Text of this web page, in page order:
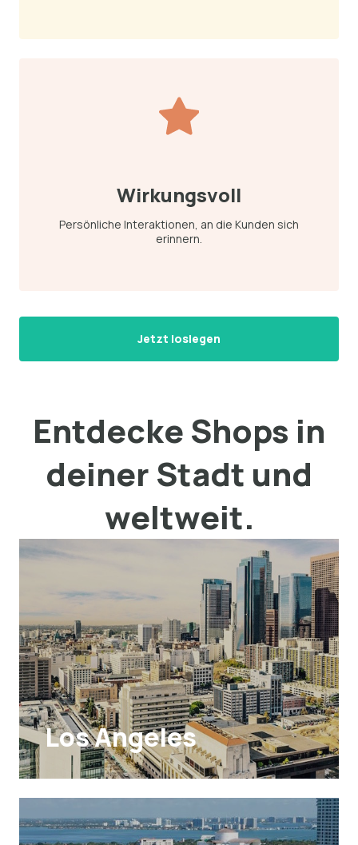
Wirkungsvoll
Persönliche Interaktionen, an die Kunden sich
erinnern.
Jetzt loslegen
Entdecke Shops in
deiner Stadt und
weltweit.
Los Angeles